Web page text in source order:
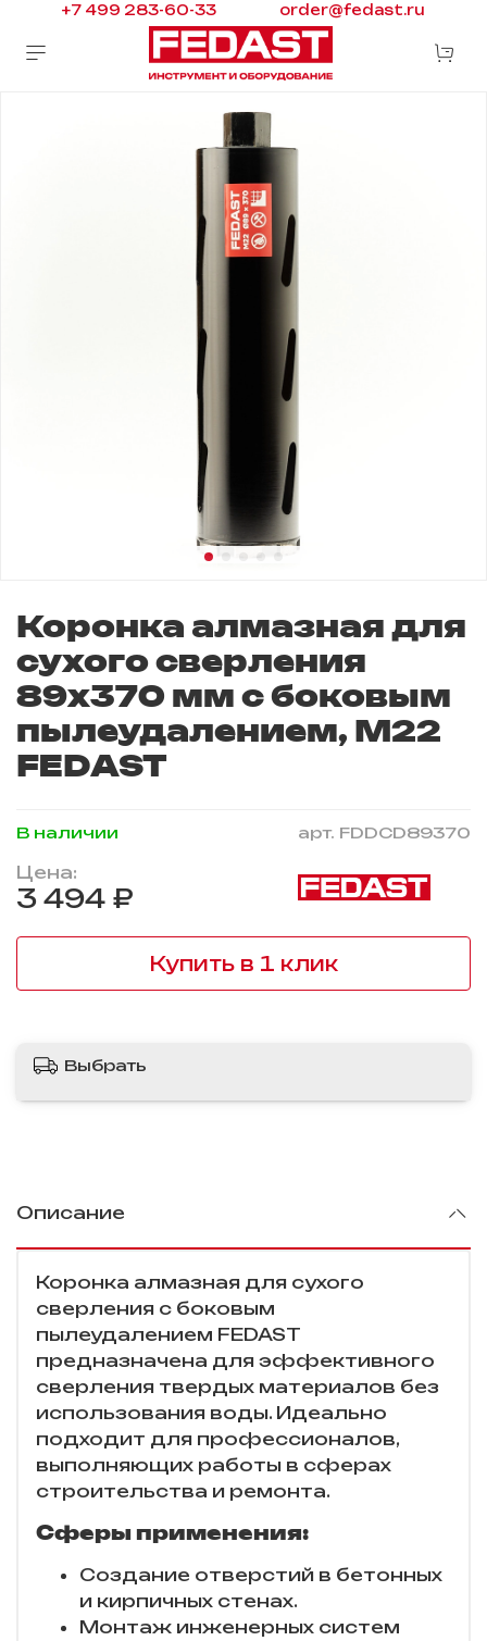
+7 499 283-60-33 order@fedast.ru
арт. FDDCD89370
В наличии
Коронка алмазная для
сухого сверления
89х370 мм с боковым
пылеудалением, M22
FEDAST
Цена:
3 494 ₽
Купить в 1 клик
Выбрать
Описание
Коронка алмазная для сухого
сверления с боковым
пылеудалением FEDAST
предназначена для эффективного
сверления твердых материалов без
использования воды. Идеально
подходит для профессионалов,
выполняющих работы в сферах
строительства и ремонта.
Сферы применения:
Создание отверстий в бетонных
и кирпичных стенах.
Монтаж инженерных систем